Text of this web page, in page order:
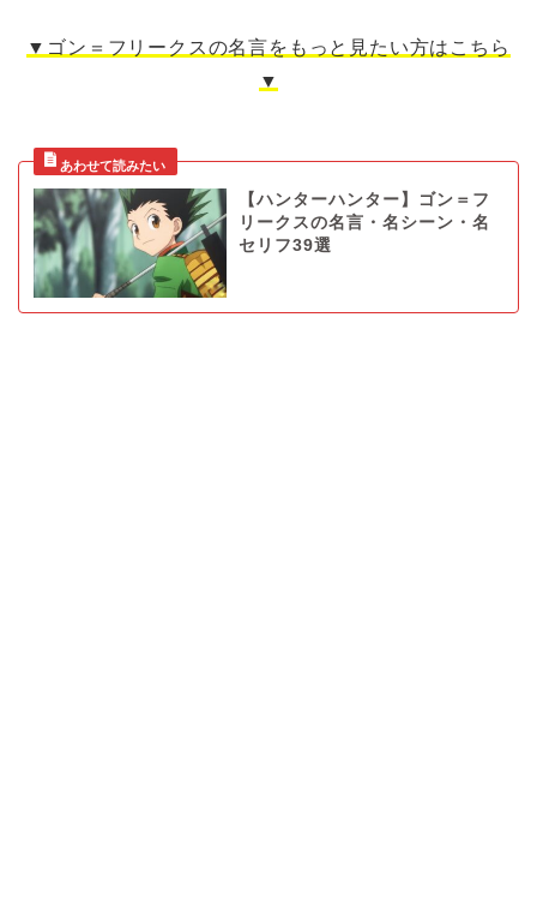
▼ゴン＝フリークスの名言をもっと見たい方はこちら
▼
【ハンターハンター】ゴン＝フ
リークスの名言・名シーン・名
セリフ39選